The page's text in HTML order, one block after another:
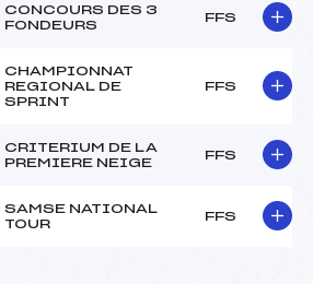
CONCOURS DES 3
FONDEURS
FFS
CHAMPIONNAT
REGIONAL DE
SPRINT
FFS
CRITERIUM DE LA
PREMIERE NEIGE
FFS
SAMSE NATIONAL
TOUR
FFS